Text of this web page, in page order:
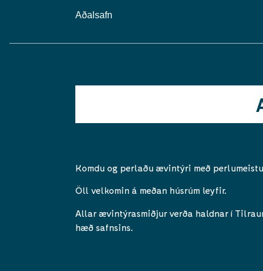
Aðalsafn
Komdu og perlaðu ævintýri með
Öll velkomin á meðan húsrúm leyfir.
Allar ævintýrasmiðjur verða haldnar í
hæð safnsins.